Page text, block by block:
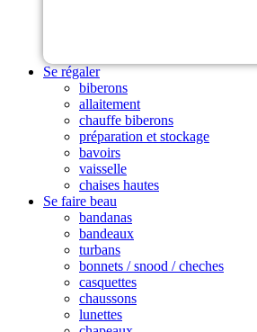
Se régaler
biberons
allaitement
chauffe biberons
préparation et stockage
bavoirs
vaisselle
chaises hautes
Se faire beau
bandanas
bandeaux
turbans
bonnets / snood / cheches
casquettes
chaussons
lunettes